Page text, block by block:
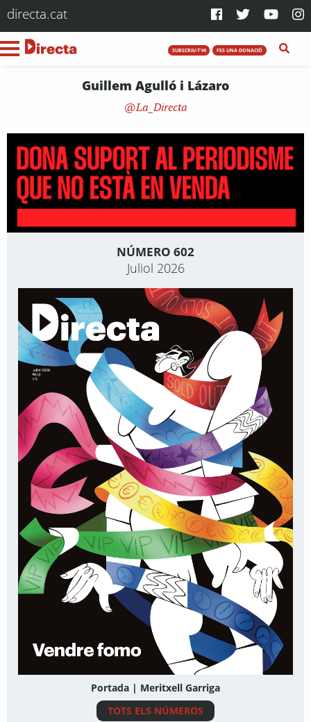
directa.cat
SUBSCRIU-T'HI FES UNA DONACIÓ
Guillem Agulló i Lázaro
La_Directa
NÚMERO 602
Juliol 2026
Portada | Meritxell Garriga
TOTS ELS NÚMEROS